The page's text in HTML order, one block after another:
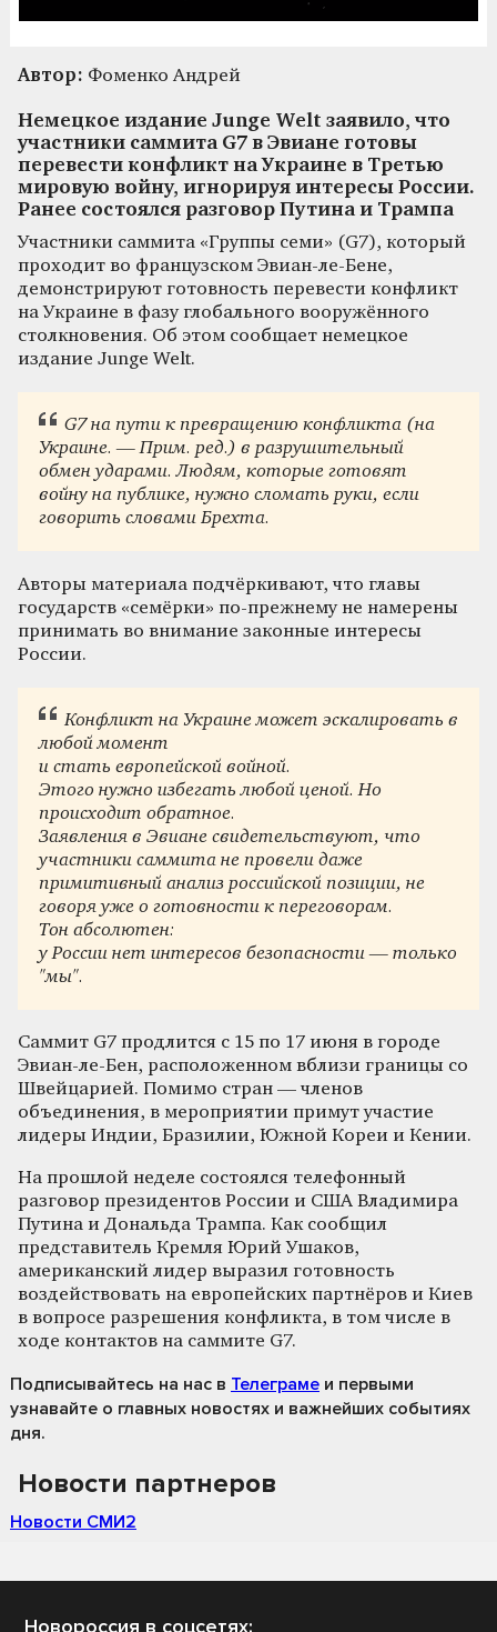
Автор: Фоменко Андрей
Немецкое издание Junge Welt заявило, что
участники саммита G7 в Эвиане готовы
перевести конфликт на Украине в Третью
мировую войну, игнорируя интересы России.
Ранее состоялся разговор Путина и Трампа
Участники саммита «Группы семи» (G7), который
проходит во французском Эвиан-ле-Бене,
демонстрируют готовность перевести конфликт
на Украине в фазу глобального вооружённого
столкновения. Об этом сообщает немецкое
издание Junge Welt.
G7 на пути к превращению конфликта (на
Украине. — Прим. ред.) в разрушительный
обмен ударами. Людям, которые готовят
войну на публике, нужно сломать руки, если
говорить словами Брехта.
Авторы материала подчёркивают, что главы
государств «семёрки» по-прежнему не намерены
принимать во внимание законные интересы
России.
Конфликт на Украине может эскалировать в
любой момент
и стать европейской войной.
Этого нужно избегать любой ценой. Но
происходит обратное.
Заявления в Эвиане свидетельствуют, что
участники саммита не провели даже
примитивный анализ российской позиции, не
говоря уже о готовности к переговорам.
Тон абсолютен:
у России нет интересов безопасности — только
"мы".
Саммит G7 продлится с 15 по 17 июня в городе
Эвиан-ле-Бен, расположенном вблизи границы со
Швейцарией. Помимо стран — членов
объединения, в мероприятии примут участие
лидеры Индии, Бразилии, Южной Кореи и Кении.
На прошлой неделе состоялся телефонный
разговор президентов России и США Владимира
Путина и Дональда Трампа. Как сообщил
представитель Кремля Юрий Ушаков,
американский лидер выразил готовность
воздействовать на европейских партнёров и Киев
в вопросе разрешения конфликта, в том числе в
ходе контактов на саммите G7.
Подписывайтесь на нас в Телеграме и первыми
узнавайте о главных новостях и важнейших событиях
дня.
Новости партнеров
Новости СМИ2
Новороссия в соцсетях: